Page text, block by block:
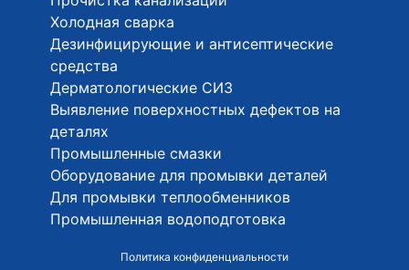
Холодная сварка
Дезинфицирующие и антисептические
средства
Дерматологические СИЗ
Выявление поверхностных дефектов на
деталях
Промышленные смазки
Оборудование для промывки деталей
Для промывки теплообменников
Промышленная водоподготовка
Политика конфиденциальности